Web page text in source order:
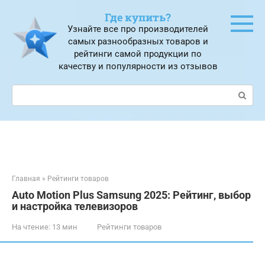
контенту
Где купить?
Узнайте все про производителей
самых разнообразных товаров и
рейтинги самой продукции по
качеству и популярности из отзывов
Поиск:
Главная » Рейтинги товаров
Auto Motion Plus Samsung 2025: Рейтинг, выбор
и настройка телевизоров
На чтение: 13 мин Рейтинги товаров